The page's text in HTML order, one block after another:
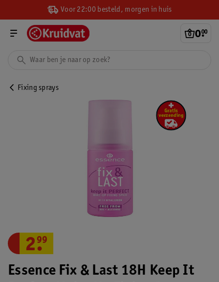
Voor 22:00 besteld, morgen in huis
0.
00
Fixing sprays
Essence Fix & Last 18H Keep It
2.
99